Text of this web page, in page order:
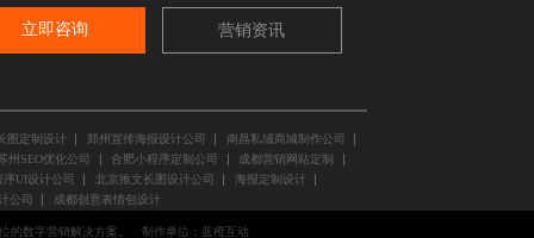
立即咨询 营销资讯
图定制设计 郑州宣传海报设计公司
南昌私域商城制作公司
州SEO优化公司 合肥小程序定制公司
成都营销网站定制
UI设计公司 北京推文长图设计公司
海报定制设计
公司 成都创意表情包设计
的数字营销解决方案。 制作单位： 蓝橙互动